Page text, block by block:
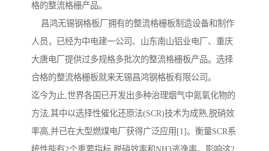
格的整流格栅产品。
昌鸿无锡钢格板厂拥有的整流格栅板制造设备和制作
人员，已经为中电建一公司、山东南山铝业电厂、重庆
大唐电厂提供过多规格多批次的整流格栅板产品。选择
合格的整流格栅板就来无锡昌鸿钢格板有限公司。
迄今为止,世界各国已开发出多种治理烟气中氮氧化物的
方法,其中以选择性催化还原法(SCR)技术为成熟,脱硝效
率高,并已在大型燃煤电厂获得广泛应用[1]。衡量SCR系